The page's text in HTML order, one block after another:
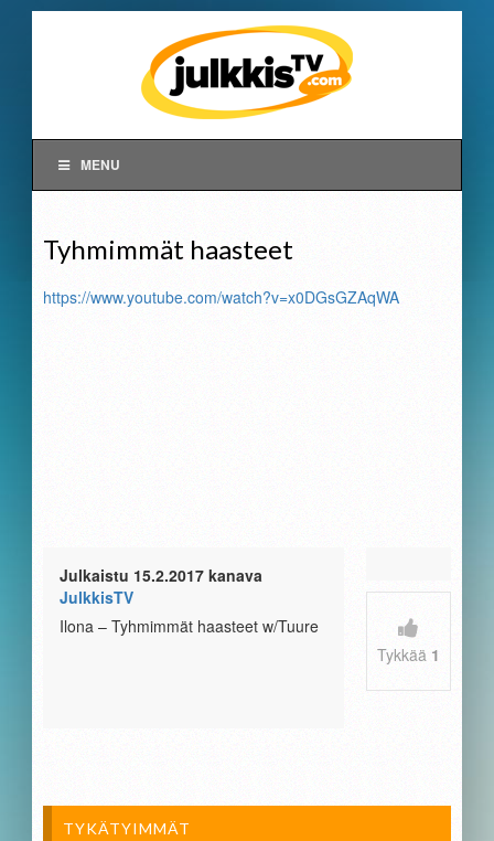
MENU
Tyhmimmät haasteet
https://www.youtube.com/watch?v=x0DGsGZAqWA
Julkaistu 15.2.2017 kanava
JulkkisTV
Ilona – Tyhmimmät haasteet w/Tuure
Tykkää 1
TYKÄTYIMMÄT